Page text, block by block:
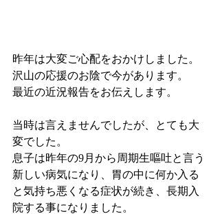
昨年は大変ご心配をおかけしました。
沢山の応援のお陰で今があります。
最近の近況報告をお伝えします。
当時は言えませんでしたが、とても大
変でした。
息子は昨年の9月から周期生嘔吐と言う
新しい病気になり、胃の中に何か入る
と気持ち悪くなる症状が続き、長期入
院する事になりました。